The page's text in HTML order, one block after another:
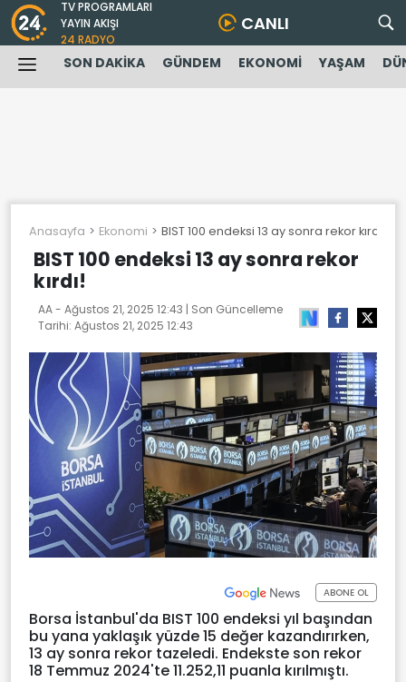
TV PROGRAMLARI
YAYIN AKIŞI
24 RADYO
CANLI
SON DAKİKA GÜNDEM EKONOMİ YAŞAM
Anasayfa Ekonomi BIST 100 endeksi 13 ay sonra rekor kırdı!
BIST 100 endeksi 13 ay sonra rekor
kırdı!
AA - Ağustos 21, 2025 12:43 | Son Güncelleme
Tarihi: Ağustos 21, 2025 12:43
ABONE OL
Borsa İstanbul'da BIST 100 endeksi yıl başından
bu yana yaklaşık yüzde 15 değer kazandırırken,
13 ay sonra rekor tazeledi. Endekste son rekor
18 Temmuz 2024'te 11.252,11 puanla kırılmıştı.